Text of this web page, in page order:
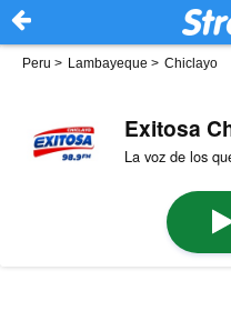
Peru > Lambayeque > Chiclayo
Exitosa
La voz de los